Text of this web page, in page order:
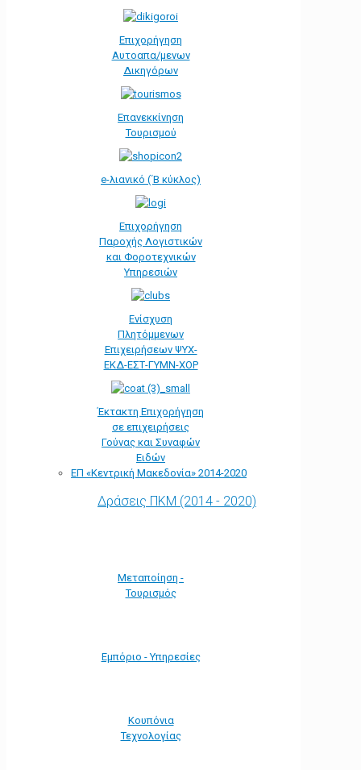
Επιχορήγηση
Αυτοαπα/μενων
Δικηγόρων
Επανεκκίνηση
Τουρισμού
e-λιανικό (΄Β κύκλος)
Επιχορήγηση
Παροχής Λογιστικών
και Φοροτεχνικών
Υπηρεσιών
Ενίσχυση
Πλητόμμενων
Επιχειρήσεων ΨΥΧ-
ΕΚΔ-ΕΣΤ-ΓΥΜΝ-ΧΟΡ
Έκτακτη Επιχορήγηση
σε επιχειρήσεις
Γούνας και Συναφών
Ειδών
ΕΠ «Kεντρική Μακεδονία» 2014-2020
Δράσεις ΠΚΜ (2014 - 2020)
Μεταποίηση -
Τουρισμός
Εμπόριο - Υπηρεσίες
Κουπόνια
Τεχνολογίας